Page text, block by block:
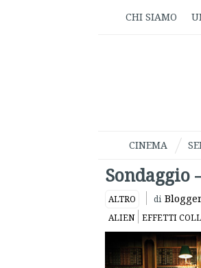
CHI SIAMO
CINEMA
Sondaggio
ALTRO di
ALIEN EFFETTI